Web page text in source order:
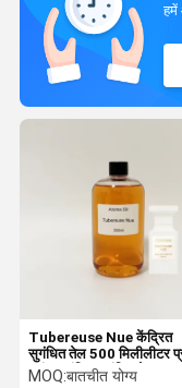
हमें
Tubereuse Nue केंद्रित
सुगंधित तेल 500 मिलीलीटर
ब्रांड सुगंधित सुगंधित तेल
MOQ:बातचीत योग्य